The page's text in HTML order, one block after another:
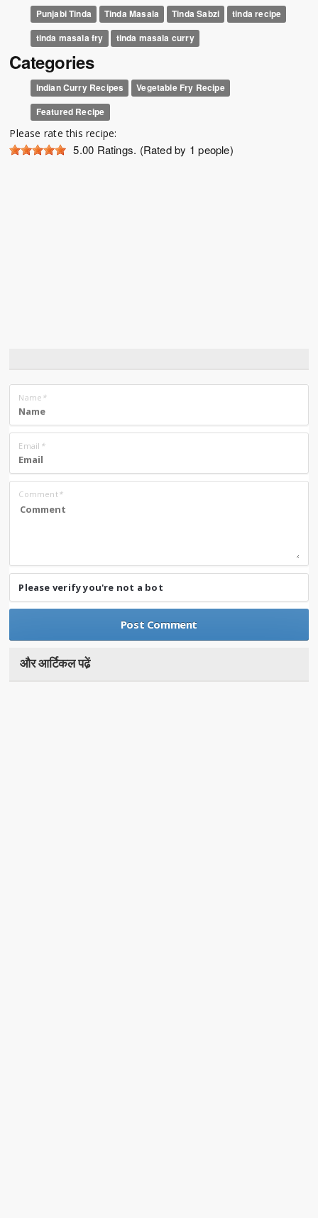
Punjabi Tinda Tinda Masala Tinda Sabzi
tinda recipe
tinda masala fry
tinda masala curry
Categories
Indian Curry Recipes
Vegetable Fry Recipe
Featured Recipe
Please rate this recipe:
5.00 Ratings. (Rated by 1 people)
Name *
Email *
Comment*
Please verify you're not a bot
और आर्टिकल पढे़ं